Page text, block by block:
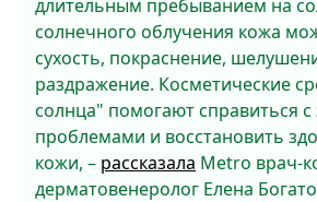
длительным пребыванием на
солнечного облучения кожа
сухость, покраснение,
раздражение. Косметические
солнца" помогают справиться с
проблемами и восстановить
кожи, – рассказала Metro врач-
дерматовенеролог Елена